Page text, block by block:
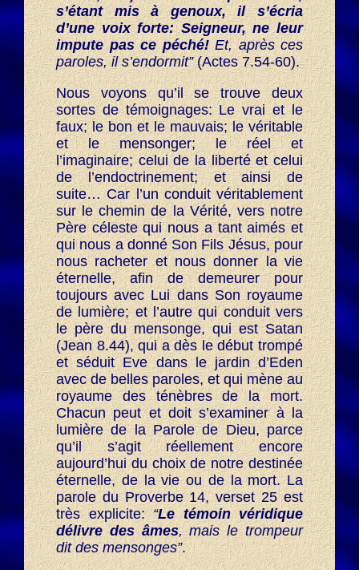
s’étant mis à genoux, il s’écria
d’une voix forte: Seigneur, ne leur
impute pas ce péché!Et, après ces
paroles, il s’endormit”(Actes 7.54-60).
Nous voyons qu’il se trouve deux
sortes de témoignages: Le vrai et le
faux; le bon et le mauvais; le véritable
et le mensonger; le réel et
l’imaginaire; celui de la liberté et celui
de l’endoctrinement; et ainsi de
suite… Car l’un conduit véritablement
sur le chemin de la Vérité, vers notre
Père céleste qui nous a tant aimés et
qui nous a donné Son Fils Jésus, pour
nous racheter et nous donner la vie
éternelle, afin de demeurer pour
toujours avec Lui dans Son royaume
de lumière; et l’autre qui conduit vers
le père du mensonge, qui est Satan
(Jean 8.44), qui a dès le début trompé
et séduit Eve dans le jardin d’Eden
avec de belles paroles, et qui mène au
royaume des ténèbres de la mort.
Chacun peut et doit s’examiner à la
lumière de la Parole de Dieu, parce
qu’il s’agit réellement encore
aujourd’hui du choix de notre destinée
éternelle, de la vie ou de la mort. La
parole du Proverbe 14, verset 25 est
très explicite:“Le témoin véridique
délivre des âmes, mais le trompeur
dit des mensonges”.